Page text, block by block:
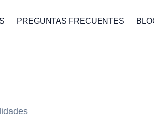
PREGUNTAS FRECUENTES